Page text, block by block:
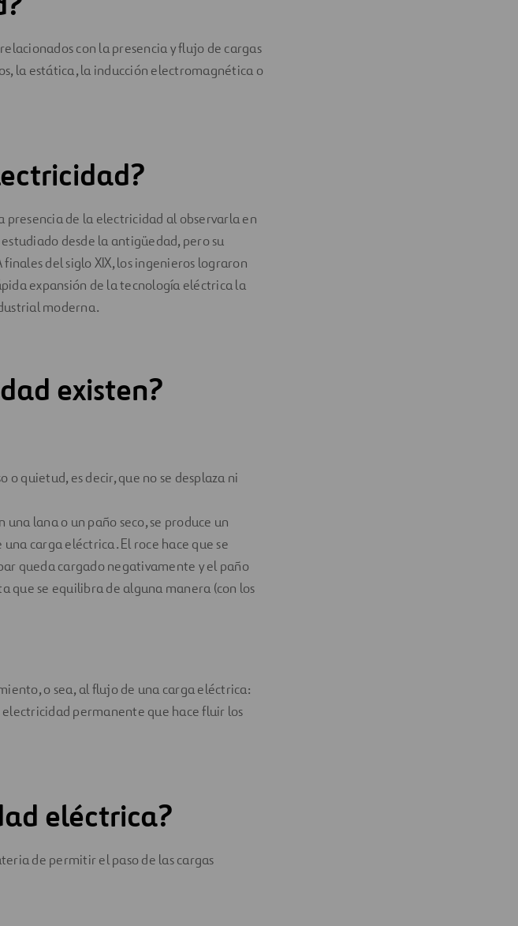
con la presencia y flujo de cargas
la estática, la inducción electromagnética o
de la electricidad al observarla en
desde la antigüedad, pero su
finales del siglo XIX, los ingenieros lograron
expansión de la tecnología eléctrica la
moderna.
existen?
quietud, es decir, que no se desplaza ni
lana o un paño seco, se produce un
carga eléctrica. El roce hace que se
queda cargado negativamente y el paño
que se equilibra de alguna manera (con los
o sea, al flujo de una carga eléctrica:
permanente que hace fluir los
eléctrica?
de permitir el paso de las cargas